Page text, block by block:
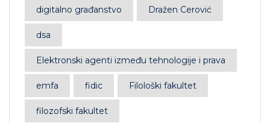
digitalno građanstvo Dražen Cerović
dsa
Elektronski agenti između tehnologije i prava
emfa fidic Filološki fakultet
filozofski fakultet